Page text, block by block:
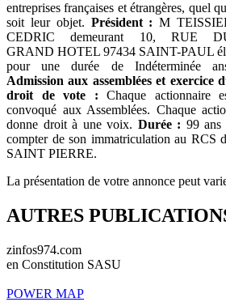
entreprises françaises et étrangères, quel
soit leur objet. Président : M
CEDRIC demeurant 10, RUE
GRAND HOTEL 97434 SAINT-PAUL
pour une durée de Indéterminée
Admission aux assemblées et exercice
droit de vote : Chaque actionnaire
convoqué aux Assemblées. Chaque
donne droit à une voix. Durée : 99 ans
compter de son immatriculation au RCS
SAINT PIERRE.
La présentation de votre annonce peut
AUTRES
zinfos974.com
en Constitution SASU
POWER MAP